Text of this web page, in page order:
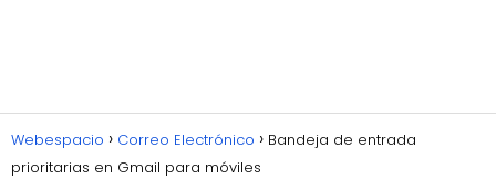
Webespacio Correo Electrónico
Bandeja de entrada
prioritarias en Gmail para móviles